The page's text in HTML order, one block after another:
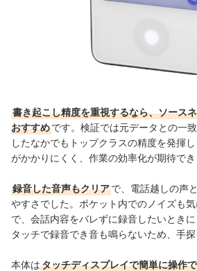
書き起こし精度を重視するなら、ソース
おすすめです。検証では元データとの一
したなかでもトップクラスの精度を発揮
がかかりにくく、作業の効率化が期待でき
録音した音声もクリアで、電話越しの声
やすさでした。ポケット内でのノイズも
で、会話内容をバレずに録音したいとき
タッチで録音でき音も鳴らないため、手探
本体はタッチディスプレイで簡単に操作